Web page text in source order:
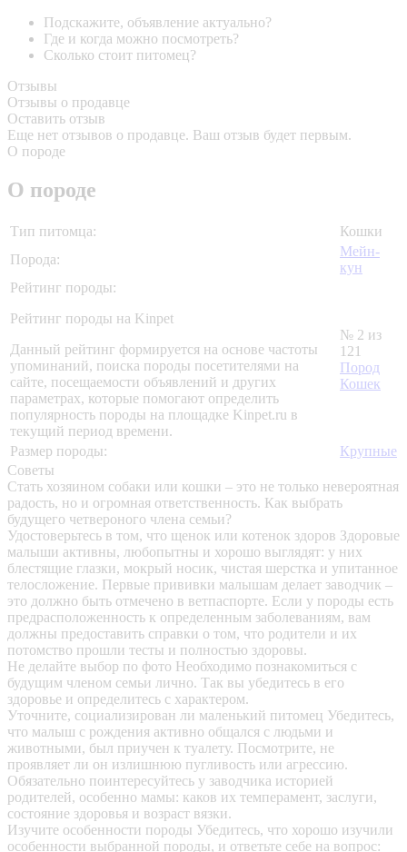
Подскажите, объявление актуально?
Где и когда можно посмотреть?
Сколько стоит питомец?
Отзывы
Отзывы о продавце
Оставить отзыв
Еще нет отзывов о продавце. Ваш отзыв будет первым.
О породе
О породе
Тип питомца:
Кошки
Порода:
Мейн-
кун
Рейтинг породы:
Рейтинг породы на Kinpet
Данный рейтинг формируется на основе частоты
упоминаний, поиска породы посетителями на
сайте, посещаемости объявлений и других
параметрах, которые помогают определить
популярность породы на площадке Kinpet.ru в
текущий период времени.
№ 2 из
121
Пород
Кошек
Размер породы:
Крупные
Советы
Стать хозяином собаки или кошки – это не только невероятная
радость, но и огромная ответственность. Как выбрать
будущего четвероного члена семьи?
Удостоверьтесь в том, что щенок или котенок здоров Здоровые
малыши активны, любопытны и хорошо выглядят: у них
блестящие глазки, мокрый носик, чистая шерстка и упитанное
телосложение. Первые прививки малышам делает заводчик –
это должно быть отмечено в ветпаспорте. Если у породы есть
предрасположенность к определенным заболеваниям, вам
должны предоставить справки о том, что родители и их
потомство прошли тесты и полностью здоровы.
Не делайте выбор по фото Необходимо познакомиться с
будущим членом семьи лично. Так вы убедитесь в его
здоровье и определитесь с характером.
Уточните, социализирован ли маленький питомец Убедитесь,
что малыш с рождения активно общался с людьми и
животными, был приучен к туалету. Посмотрите, не
проявляет ли он излишнюю пугливость или агрессию.
Обязательно поинтересуйтесь у заводчика историей
родителей, особенно мамы: каков их темперамент, заслуги,
состояние здоровья и возраст вязки.
Изучите особенности породы Убедитесь, что хорошо изучили
особенности выбранной породы, и ответьте себе на вопрос: